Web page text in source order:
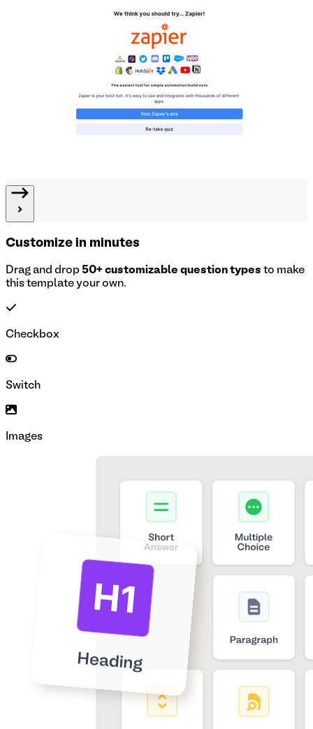
Customize in minutes
Drag and drop 50+ customizable question types to make
this template your own.
Checkbox
Switch
Images